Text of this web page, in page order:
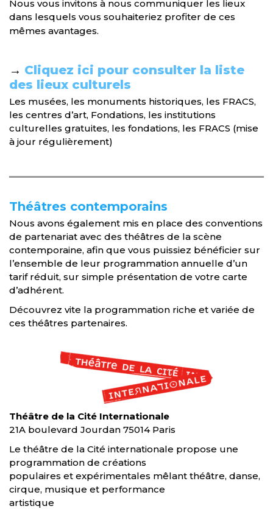
Nous vous invitons à nous communiquer les lieux
dans lesquels vous souhaiteriez profiter de ces
mêmes avantages.
→ Cliquez ici pour consulter la liste
des lieux culturels
Les musées, les monuments historiques, les FRACS,
les centres d’art, Fondations, les institutions
culturelles gratuites, les fondations, les FRACS (mise
à jour régulièrement)
Théâtres contemporains
Nous avons également mis en place des conventions
de partenariat avec des théâtres de la scène
contemporaine, afin que vous puissiez bénéficier sur
l’ensemble de leur programmation annuelle d’un
tarif réduit, sur simple présentation de votre carte
d’adhérent.
Découvrez vite la programmation riche et variée de
ces théâtres partenaires.
Théâtre de la Cité Internationale
21A boulevard Jourdan 75014 Paris
Le théâtre de la Cité internationale propose une
programmation de créations
populaires et expérimentales mêlant théâtre, danse,
cirque, musique et performance
artistique